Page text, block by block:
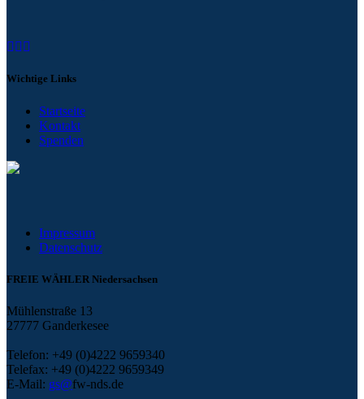
Wichtige Links
Startseite
Kontakt
Spenden
Impressum
Datenschutz
FREIE WÄHLER Niedersachsen
Mühlenstraße 13
27777 Ganderkesee
Telefon: +49 (0)4222 9659340
Telefax: +49 (0)4222 9659349
E-Mail: gs@fw-nds.de